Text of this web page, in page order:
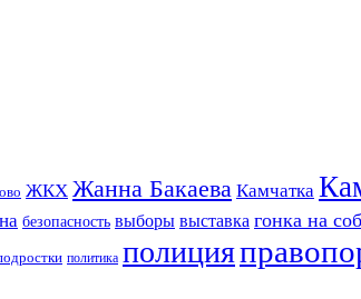
ЖКХ Жанна Бакаева Камчатка
безопасность выборы выставка гонка на
политика полиция